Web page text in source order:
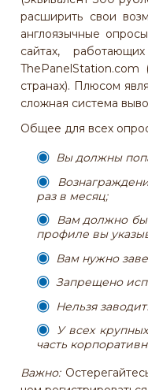
расширить свои
англоязычные
сайтах,
ThePanelStation.com
странах). Плюсом
сложная система
Общее для всех
Вы должны
раз в месяц;
Вам должно
профиле вы
Вам нужно
Запрещено
Нельзя
У всех
часть
Важно: